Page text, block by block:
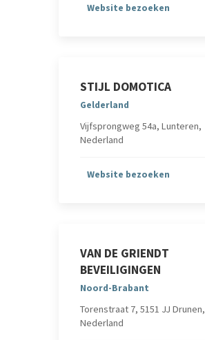
Website bezoeken
STIJL DOMOTICA
Gelderland
Vijfsprongweg 54a, Lunteren,
Nederland
Website bezoeken
VAN DE GRIENDT
BEVEILIGINGEN
Noord-Brabant
Torenstraat 7, 5151 JJ Drunen,
Nederland